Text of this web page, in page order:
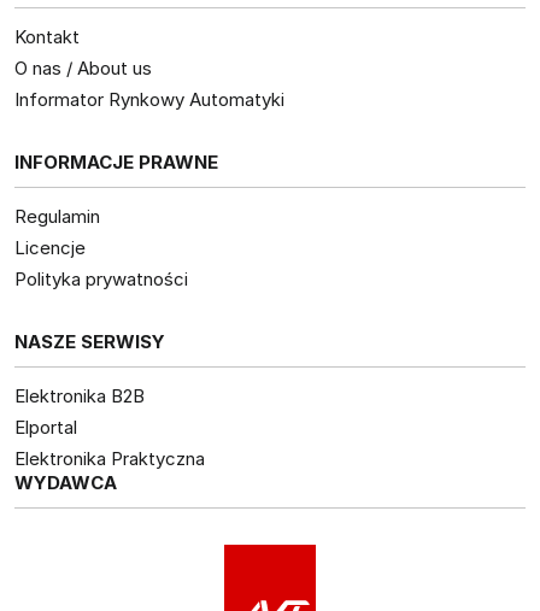
Kontakt
O nas / About us
Informator Rynkowy Automatyki
INFORMACJE PRAWNE
Regulamin
Licencje
Polityka prywatności
NASZE SERWISY
Elektronika B2B
Elportal
Elektronika Praktyczna
WYDAWCA